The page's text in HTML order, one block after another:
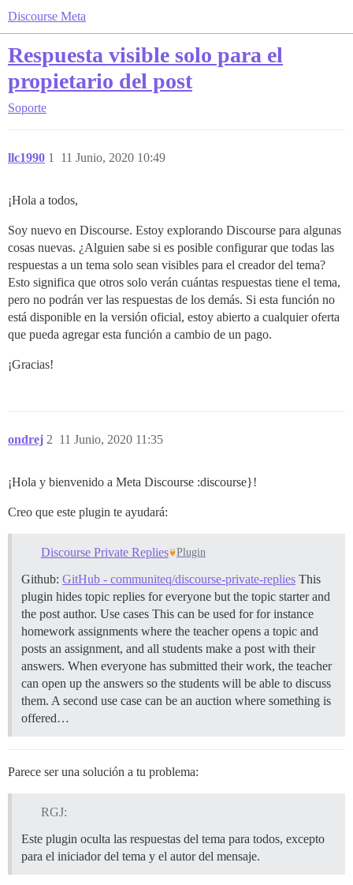
Discourse Meta
Respuesta visible solo para el
propietario del post
Soporte
llc1990 11 Junio, 2020 10:49
1
¡Hola a todos,
Soy nuevo en Discourse. Estoy explorando Discourse para algunas
cosas nuevas. ¿Alguien sabe si es posible configurar que todas las
respuestas a un tema solo sean visibles para el creador del tema?
Esto significa que otros solo verán cuántas respuestas tiene el tema,
pero no podrán ver las respuestas de los demás. Si esta función no
está disponible en la versión oficial, estoy abierto a cualquier oferta
que pueda agregar esta función a cambio de un pago.
¡Gracias!
ondrej 11 Junio, 2020 11:35
2
¡Hola y bienvenido a Meta Discourse :discourse}!
Creo que este plugin te ayudará:
Discourse Private Replies Plugin
Github: GitHub - communiteq/discourse-private-replies This
plugin hides topic replies for everyone but the topic starter and
the post author. Use cases This can be used for for instance
homework assignments where the teacher opens a topic and
posts an assignment, and all students make a post with their
answers. When everyone has submitted their work, the teacher
can open up the answers so the students will be able to discuss
them. A second use case can be an auction where something is
offered…
Parece ser una solución a tu problema:
RGJ:
Este plugin oculta las respuestas del tema para todos, excepto
para el iniciador del tema y el autor del mensaje.